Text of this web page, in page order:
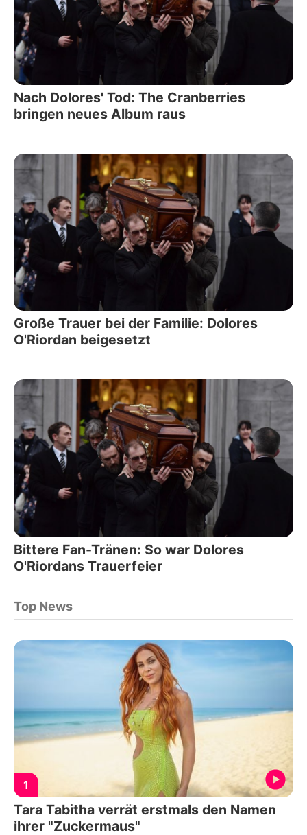
Nach Dolores' Tod: The Cranberries
bringen neues Album raus
Große Trauer bei der Familie: Dolores
O'Riordan beigesetzt
Bittere Fan-Tränen: So war Dolores
O'Riordans Trauerfeier
Top News
1
Tara Tabitha verrät erstmals den Namen
ihrer "Zuckermaus"